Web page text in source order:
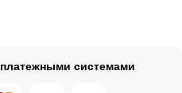
системами